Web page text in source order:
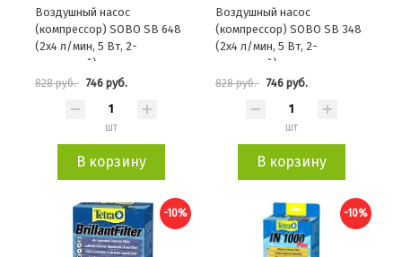
Воздушный насос
(компрессор) SOBO SB 648
(2х4 л/мин, 5 Вт, 2-
канальный)
828 руб. 746 руб.
шт
В корзину
Воздушный насос
(компрессор) SOBO SB 348
(2х4 л/мин, 5 Вт, 2-
канальный)
828 руб. 746 руб.
шт
В корзину
-10% -10%